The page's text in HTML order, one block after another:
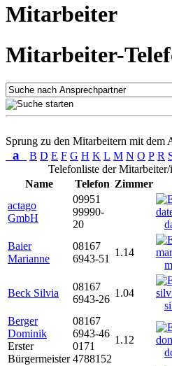
Mitarbeiter
Mitarbeiter-
Sprung zu den Mitarbeitern mit dem
a B D E F G H K L M N O P R
Telefonliste der
Name
Telefon Zimmer
actago
GmbH
09951
99990-
20
Baier
Marianne
08167
6943-51
1.14
Beck Silvia
08167
6943-26
1.04
Berger
Dominik
Erster
Bürgermeister
08167
6943-46
0171
4788152
1.12